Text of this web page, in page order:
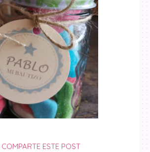
COMPARTE ESTE POST